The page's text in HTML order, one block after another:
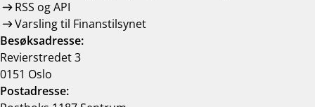
RSS og API
Varsling til Finanstilsynet
Besøksadresse:
Revierstredet 3
0151 Oslo
Postadresse: